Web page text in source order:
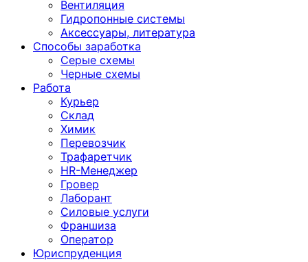
Вентиляция
Гидропонные системы
Аксессуары, литература
Способы заработка
Серые схемы
Черные схемы
Работа
Курьер
Склад
Химик
Перевозчик
Трафаретчик
HR-Менеджер
Гровер
Лаборант
Силовые услуги
Франшиза
Оператор
Юриспруденция